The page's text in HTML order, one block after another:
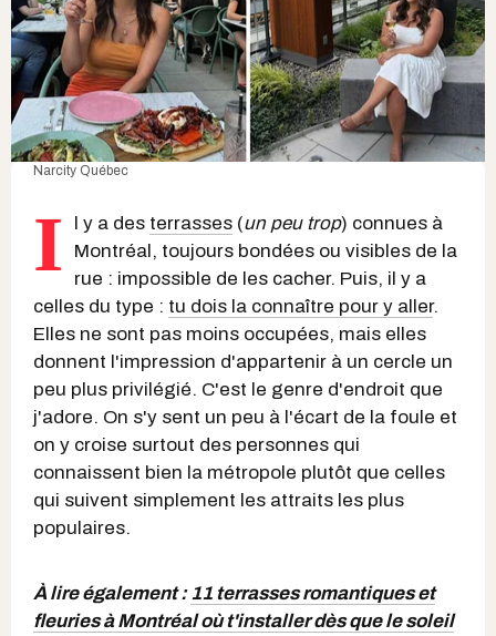
Narcity Québec
I l y a des terrasses (un peu trop) connues à
Montréal, toujours bondées ou visibles de la
rue : impossible de les cacher. Puis, il y a
celles du type : tu dois la connaître pour y aller.
Elles ne sont pas moins occupées, mais elles
donnent l'impression d'appartenir à un cercle un
peu plus privilégié. C'est le genre d'endroit que
j'adore. On s'y sent un peu à l'écart de la foule et
on y croise surtout des personnes qui
connaissent bien la métropole plutôt que celles
qui suivent simplement les attraits les plus
populaires.
À lire également : 11 terrasses romantiques et
fleuries à Montréal où t'installer dès que le soleil